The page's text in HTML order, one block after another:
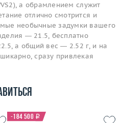
а обрамлением служит
отлично смотрится и
необычные задумки вашего
— 21.5, бесплатно
а общий вес — 2.52 г, и на
сразу привлекая
-184 500 i